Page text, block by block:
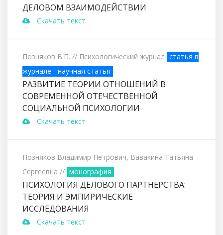
ДЕЛОВОМ ВЗАИМОДЕЙСТВИИ
Скачать текст
Позняков В.П. // Психологический журнал статья в
журнале - научная статья
РАЗВИТИЕ ТЕОРИИ ОТНОШЕНИЙ В
СОВРЕМЕННОЙ ОТЕЧЕСТВЕННОЙ
СОЦИАЛЬНОЙ ПСИХОЛОГИИ
Скачать текст
Позняков Владимир Петрович, Вавакина Татьяна
Сергеевна // монография
ПСИХОЛОГИЯ ДЕЛОВОГО ПАРТНЕРСТВА:
ТЕОРИЯ И ЭМПИРИЧЕСКИЕ
ИССЛЕДОВАНИЯ
Скачать текст